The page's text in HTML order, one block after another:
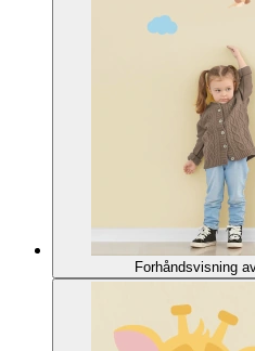
Forhåndsvisning